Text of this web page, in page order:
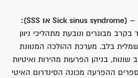
– (Sick sinus syndrome או SSS):
מבוגרים ונובעת מתהליכי ניוון
בלב. מערכת ההולכה המנוונת
בניהן הפרעות מהירות ואיטיות
ההפרעה מכונה הסינדרום האיטי